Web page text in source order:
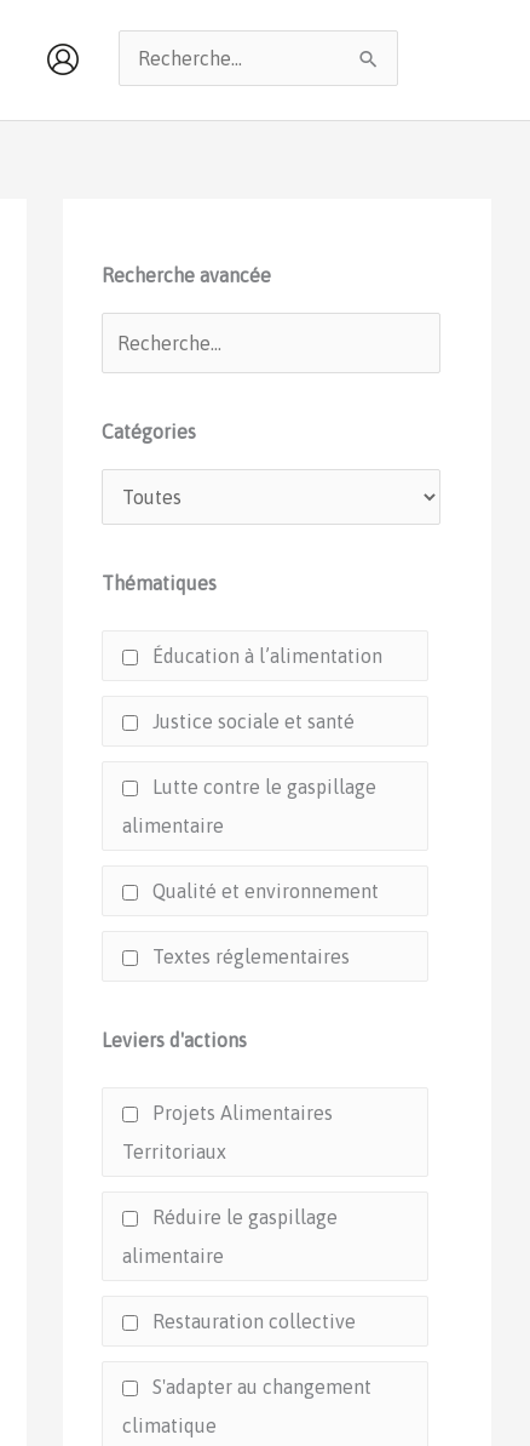
Rechercher :
Recherche avancée
Catégories
Thématiques
Éducation à l’alimentation
Justice sociale et santé
Lutte contre le gaspillage
alimentaire
Qualité et environnement
Textes réglementaires
Leviers d'actions
Projets Alimentaires
Territoriaux
Réduire le gaspillage
alimentaire
Restauration collective
S'adapter au changement
climatique